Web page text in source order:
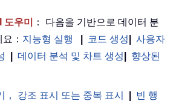
우미
： 다음을 기반으로 데이터 분
： 지능형 실행 코드 생성
사용자
데이터 분석 및 차트 생성
향상된
， 강조 표시 또는 중복 표시
빈 행